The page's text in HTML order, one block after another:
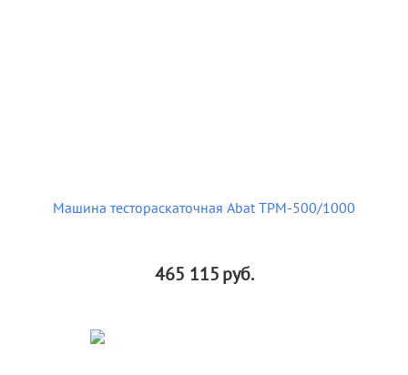
Машина тестораскаточная Abat ТРМ-500/1000
465 115руб.